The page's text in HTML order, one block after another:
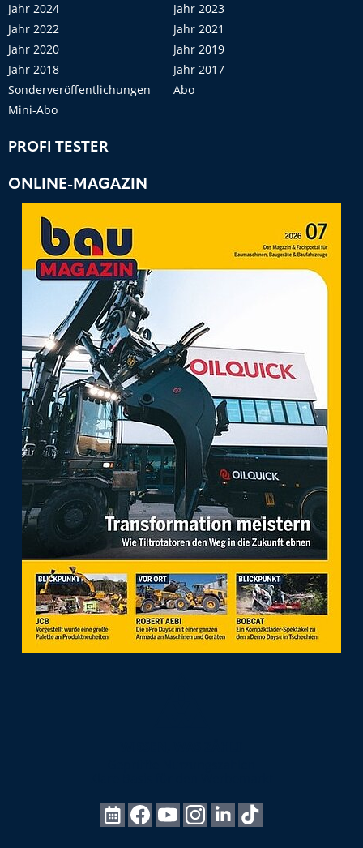
Jahr 2024
Jahr 2023
Jahr 2022
Jahr 2021
Jahr 2020
Jahr 2019
Jahr 2018
Jahr 2017
Sonderveröffentlichungen
Abo
Mini-Abo
PROFI TESTER
ONLINE-MAGAZIN